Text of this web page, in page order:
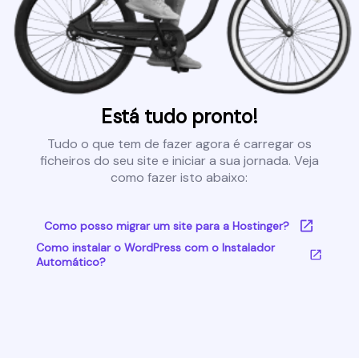
Está tudo pronto!
Tudo o que tem de fazer agora é carregar os
ficheiros do seu site e iniciar a sua jornada. Veja
como fazer isto abaixo:
Como posso migrar um site para a Hostinger?
Como instalar o WordPress com o Instalador
Automático?